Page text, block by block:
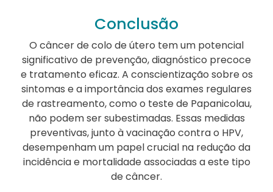
Conclusão
O câncer de colo de útero tem um potencial
significativo de prevenção, diagnóstico precoce
e tratamento eficaz. A conscientização sobre os
sintomas e a importância dos exames regulares
de rastreamento, como o teste de Papanicolau,
não podem ser subestimadas. Essas medidas
preventivas, junto à vacinação contra o HPV,
desempenham um papel crucial na redução da
incidência e mortalidade associadas a este tipo
de câncer.